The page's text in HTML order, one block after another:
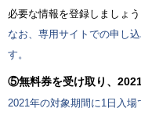
必要な情報を登録しましょう
なお、専用サイトでの申し
す。
⑤無料券を受け取り、
2021年の対象期間に1日入